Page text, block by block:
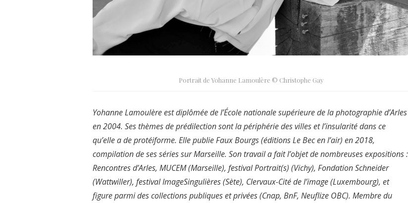
Portrait de Yohanne Lamoulère © Christophe Gay
Yohanne Lamoulère est diplômée de l’École nationale supérieure de la photographie d’Arles
en 2004. Ses thèmes de prédilection sont la périphérie des villes et l’insularité dans ce
qu’elle a de protéiforme. Elle publie Faux Bourgs (éditions Le Bec en l’air) en 2018,
compilation de ses séries sur Marseille. Son travail a fait l’objet de nombreuses expositions :
Rencontres d’Arles, MUCEM (Marseille), festival Portrait(s) (Vichy), Fondation Schneider
(Wattwiller), festival ImageSingulières (Sète), Clervaux-Cité de l’image (Luxembourg), et
figure parmi des collections publiques et privées (Cnap, BnF, Neuflize OBC). Membre du